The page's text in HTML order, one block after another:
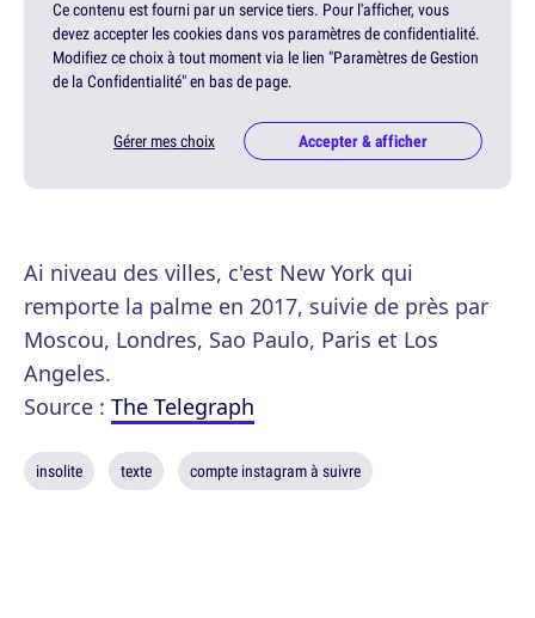
Ce contenu est fourni par un service tiers. Pour l'afficher, vous
devez accepter les cookies dans vos paramètres de confidentialité.
Modifiez ce choix à tout moment via le lien "Paramètres de Gestion
de la Confidentialité" en bas de page.
Gérer mes choix Accepter & afficher
Ai niveau des villes, c'est New York qui
remporte la palme en 2017, suivie de près par
Moscou, Londres, Sao Paulo, Paris et Los
Angeles.
Source : The Telegraph
insolite texte compte instagram à suivre